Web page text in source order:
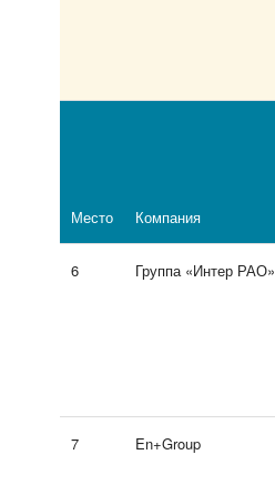
Место Компания
6 Группа «Интер РАО»
7 En+Group